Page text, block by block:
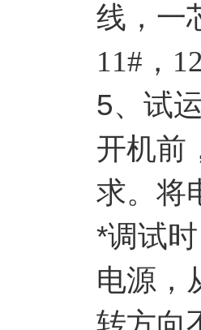
线，一
11# ，
5、试
开机前
求。将
*调试
电源，